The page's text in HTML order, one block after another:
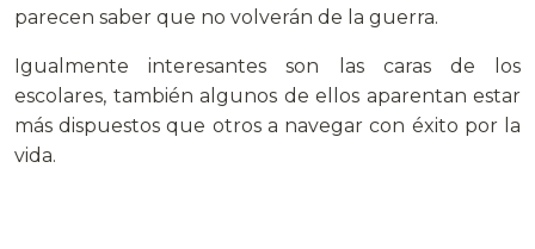
parecen saber que no volverán de la guerra.
Igualmente interesantes son las caras de los
escolares, también algunos de ellos aparentan estar
más dispuestos que otros a navegar con éxito por la
vida.